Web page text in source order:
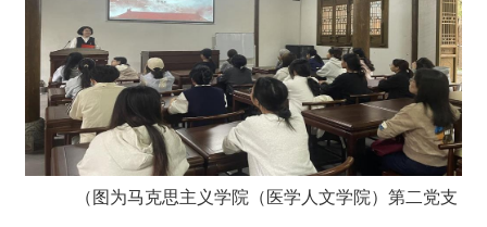
（图为马克思主义学院（医学人文学院）第二党支